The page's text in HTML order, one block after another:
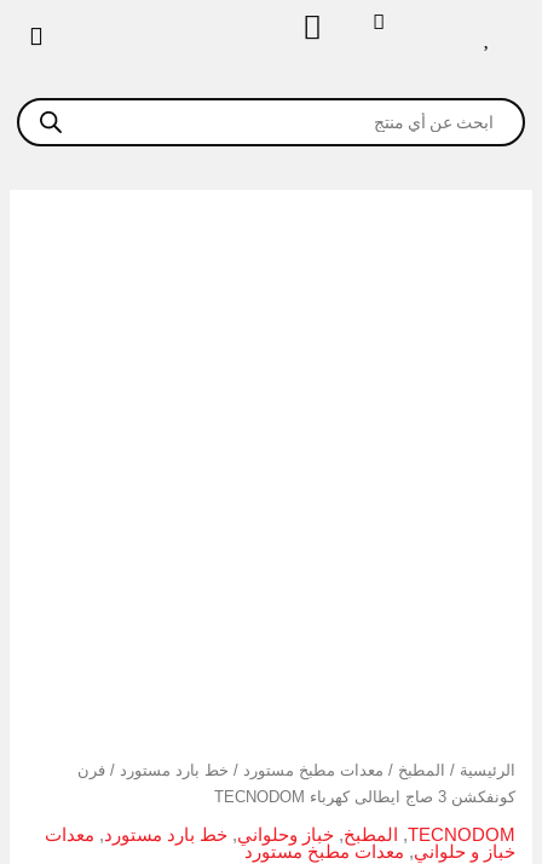
Products
search
الرئيسية / المطبخ / معدات مطبخ مستورد / خط بارد مستورد / فرن
كونفكشن 3 صاج ايطالى كهرباء TECNODOM
TECNODOM
, المطبخ,خباز وحلواني,خط بارد مستورد, معدات
خباز و حلواني, معدات مطبخ مستورد